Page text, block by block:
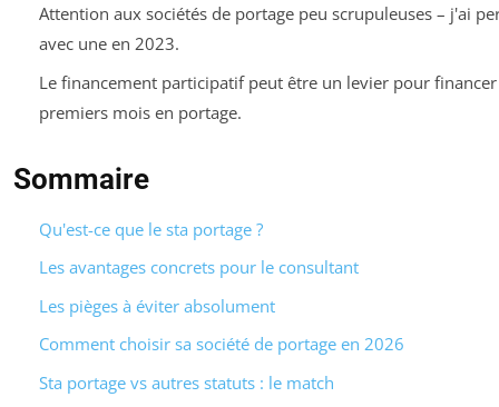
Attention aux sociétés de portage peu scrupuleuses – j'ai
avec une en 2023.
Le financement participatif peut être un levier pour
premiers mois en portage.
Sommaire
Qu'est-ce que le sta portage ?
Les avantages concrets pour le consultant
Les pièges à éviter absolument
Comment choisir sa société de portage en 2026
Sta portage vs autres statuts : le match